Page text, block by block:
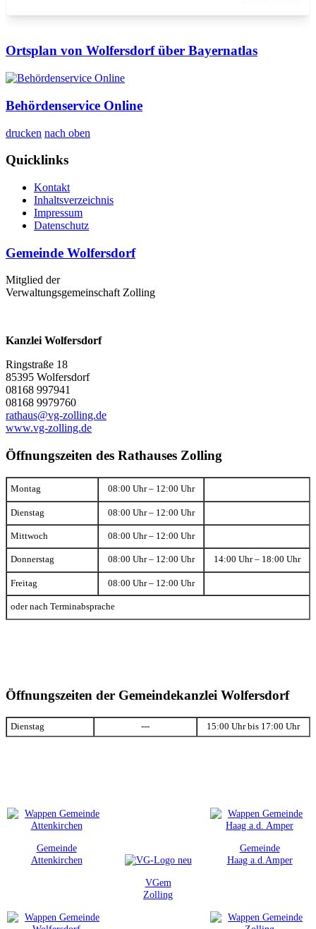
Ortsplan von Wolfersdorf über Bayernatlas
Behördenservice Online
drucken nach oben
Quicklinks
Kontakt
Inhaltsverzeichnis
Impressum
Datenschutz
Gemeinde Wolfersdorf
Mitglied der
Verwaltungsgemeinschaft Zolling
Kanzlei Wolfersdorf
Ringstraße 18
85395 Wolfersdorf
08168 997941
08168 9979760
rathaus@vg-zolling.de
www.vg-zolling.de
Öffnungszeiten des Rathauses Zolling
Montag 08:00 Uhr – 12:00 Uhr
Dienstag 08:00 Uhr – 12:00 Uhr
Mittwoch 08:00 Uhr – 12:00 Uhr
Donnerstag 08:00 Uhr – 12:00 Uhr 14:00 Uhr – 18:00 Uhr
Freitag 08:00 Uhr – 12:00 Uhr
oder nach Terminabsprache
Öffnungszeiten der Gemeindekanzlei Wolfersdorf
Dienstag --- 15:00 Uhr bis 17:00 Uhr
Gemeinde
Attenkirchen
VGem
Zolling
Gemeinde
Haag a.d.Amper